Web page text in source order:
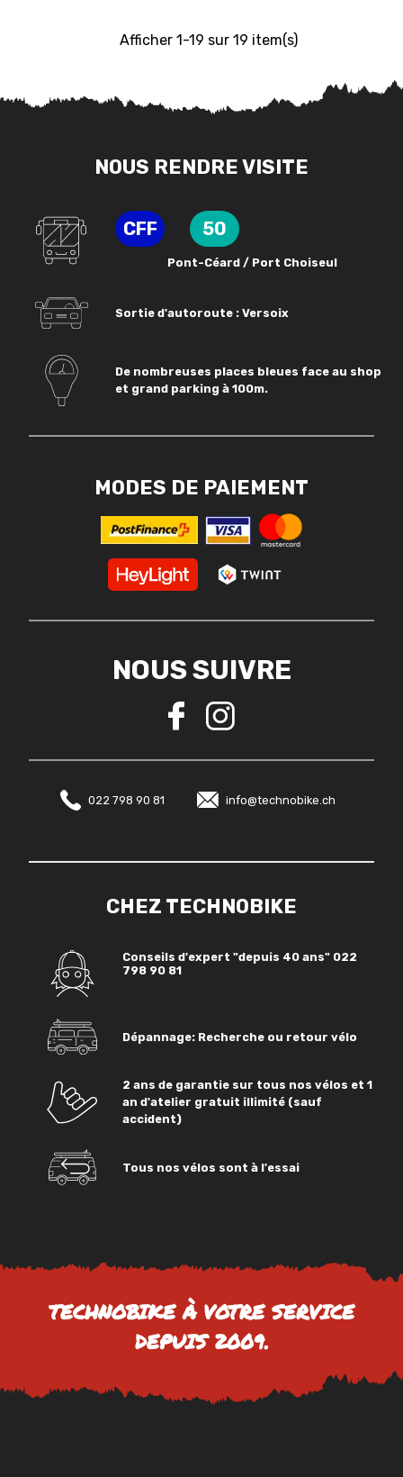
Afficher 1-19 sur 19 item(s)
NOUS RENDRE VISITE
CFF 50
Pont-Céard / Port Choiseul
Sortie d'autoroute : Versoix
De nombreuses places bleues face au shop
et grand parking à 100m.
MODES DE PAIEMENT
NOUS SUIVRE
022 798 90 81 info@technobike.ch
CHEZ TECHNOBIKE
Conseils d'expert "depuis 40 ans" 022
798 90 81
Dépannage: Recherche ou retour vélo
2 ans de garantie sur tous nos vélos et 1
an d'atelier gratuit illimité (sauf
accident)
Tous nos vélos sont à l'essai
TECHNOBIKE À VOTRE SERVICE
DEPUIS 2009.